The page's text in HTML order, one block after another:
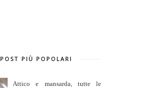
POST PIÙ POPOLARI
Attico e mansarda, tutte le